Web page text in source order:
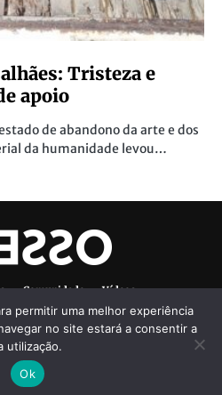
Tristeza e
apoio
de abandono da arte e dos
da humanidade levou…
Comunidade
Vídeos
Ficha Técnica
permitir uma melhor experiência
no site estará a consentir a
utilização.
Ok